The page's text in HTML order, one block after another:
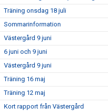
Träning onsdag 18 juli
Sommarinformation
Västergård 9 juni
6 juni och 9 juni
Västergård 9 juni
Träning 16 maj
Träning 12 maj
Kort rapport från Västergård